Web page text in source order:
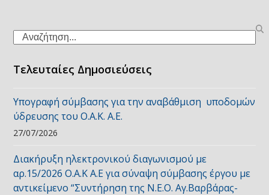
Search
Τελευταίες Δημοσιεύσεις
Υπογραφή σύμβασης για την αναβάθμιση υποδομών
ύδρευσης του Ο.Α.Κ. Α.Ε.
27/07/2026
Διακήρυξη ηλεκτρονικού διαγωνισμού με
αρ.15/2026 Ο.Α.Κ Α.Ε για σύναψη σύμβασης έργου με
αντικείμενο “Συντήρηση της Ν.Ε.Ο. Αγ.Βαρβάρας-